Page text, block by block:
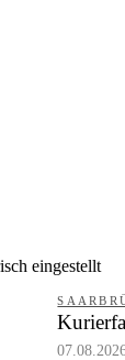
eingestellt